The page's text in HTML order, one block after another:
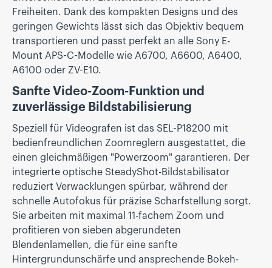
Freiheiten. Dank des kompakten Designs und des
geringen Gewichts lässt sich das Objektiv bequem
transportieren und passt perfekt an alle Sony E-
Mount APS-C-Modelle wie A6700, A6600, A6400,
A6100 oder ZV-E10.
Sanfte Video-Zoom-Funktion und
zuverlässige Bildstabilisierung
Speziell für Videografen ist das SEL-P18200 mit
bedienfreundlichen Zoomreglern ausgestattet, die
einen gleichmäßigen "Powerzoom" garantieren. Der
integrierte optische SteadyShot-Bildstabilisator
reduziert Verwacklungen spürbar, während der
schnelle Autofokus für präzise Scharfstellung sorgt.
Sie arbeiten mit maximal 11-fachem Zoom und
profitieren von sieben abgerundeten
Blendenlamellen, die für eine sanfte
Hintergrundunschärfe und ansprechende Bokeh-